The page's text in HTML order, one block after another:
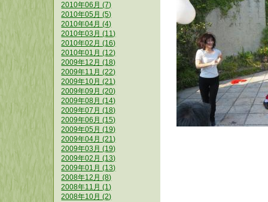
2010年06月 (7)
2010年05月 (5)
2010年04月 (4)
2010年03月 (11)
2010年02月 (16)
2010年01月 (12)
2009年12月 (18)
2009年11月 (22)
2009年10月 (21)
2009年09月 (20)
2009年08月 (14)
2009年07月 (18)
2009年06月 (15)
2009年05月 (19)
2009年04月 (21)
2009年03月 (19)
2009年02月 (13)
2009年01月 (13)
2008年12月 (8)
2008年11月 (1)
2008年10月 (2)